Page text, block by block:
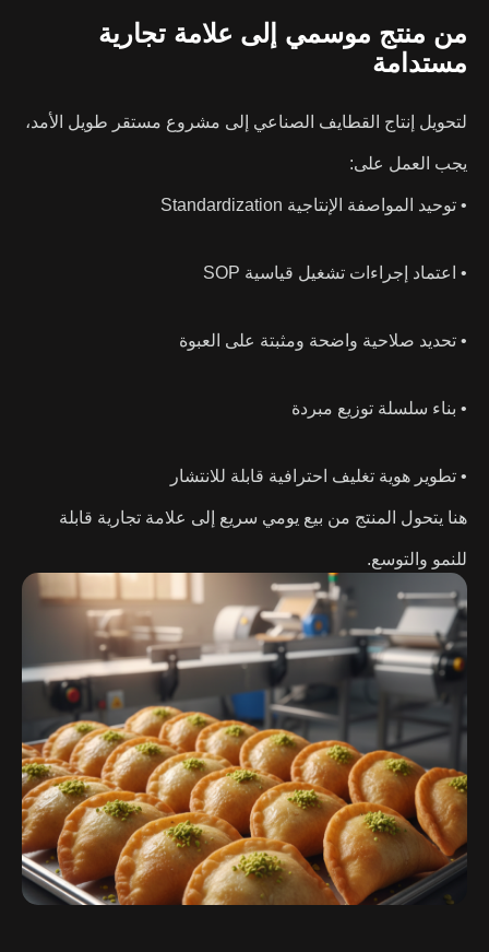
من منتج موسمي إلى علامة تجارية
مستدامة
لتحويل إنتاج القطايف الصناعي إلى مشروع مستقر طويل الأمد،
يجب العمل على:
• توحيد المواصفة الإنتاجية Standardization
• اعتماد إجراءات تشغيل قياسية SOP
• تحديد صلاحية واضحة ومثبتة على العبوة
• بناء سلسلة توزيع مبردة
• تطوير هوية تغليف احترافية قابلة للانتشار
هنا يتحول المنتج من بيع يومي سريع إلى علامة تجارية قابلة
للنمو والتوسع.